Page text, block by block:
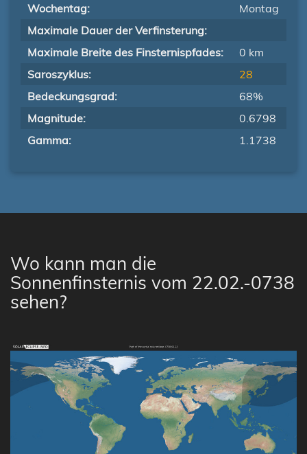
Wochentag:
Montag
Maximale Dauer der Verfinsterung:
Maximale Breite des Finsternispfades:
0 km
Saroszyklus:
28
Bedeckungsgrad:
68%
Magnitude:
0.6798
Gamma:
1.1738
Wo kann man die
Sonnenfinsternis vom 22.02.-0738
sehen?